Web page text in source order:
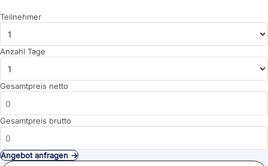
Teilnehmer
Anzahl Tage
Gesamtpreis netto
Gesamtpreis brutto
Angebot anfragen →